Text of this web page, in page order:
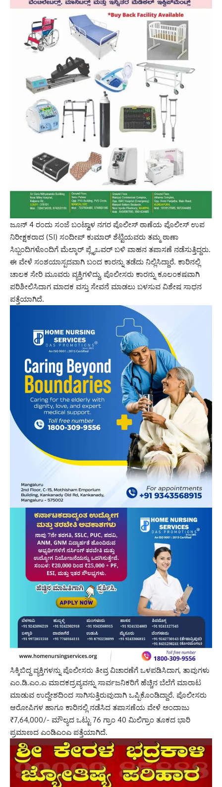
ಜೂನ್ 4 ರಂದು ಸಂಜೆ ಬಂಟ್ವಾಳ ನಗರ ಪೊಲೀಸ್ ಠಾಣೆಯ ಪೊಲೀಸ್ ಉಪ
ನಿರೀಕ್ಷಕರಾದ (SI) ಸಂದೀಪ್‌ ಕುಮಾರ್‌ ಶೆಟ್ಟಿಯವರು ತಮ್ಮ ಠಾಣಾ
ಸಿಬ್ಬಂದಿಗಳೊಂದಿಗೆ ಮೆಲ್ಕಾರ್ ಪ್ಲೈಒವರ್ ಬಳಿ ವಾಹನ ತಪಾಸಣೆ ನಡೆಸುತ್ತಿದ್ದರು.
ಈ ವೇಳೆ ಸಂಶಯಾಸ್ಪದವಾಗಿ ಬಂದ ಕಾರನ್ನು ತಡೆದು ನಿಲ್ಲಿಸಿದ್ದಾರೆ. ಕಾರಿನಲ್ಲಿ
ಚಾಲಕ ಸೇರಿ ಮೂವರು ವ್ಯಕ್ತಿಗಳಿದ್ದು, ಪೊಲೀಸರು ಕಾರನ್ನು ಕೂಲಂಕಷವಾಗಿ
ಪರಿಶೀಲಿಸಿದಾಗ ಮಾದಕ ವಸ್ತು ಸೇವನೆ ಮಾಡಲು ಬಳಸುವ ವಿಶೇಷ ಸಾಧನ
ಪತ್ತೆಯಾಗಿದೆ.
ಸಿಕ್ಕಿಬಿದ್ದ ವ್ಯಕ್ತಿಗಳನ್ನು ಪೊಲೀಸರು ತೀವ್ರ ವಿಚಾರಣೆಗೆ ಒಳಪಡಿಸಿದಾಗ, ತಾವುಗಳು
ಎಂ.ಡಿ.ಎಂ.ಎ ಮಾದಕದ್ರವ್ಯವನ್ನು ಸಾರ್ವಜನಿಕರಿಗೆ ಹೆಚ್ಚಿನ ಬೆಲೆಗೆ ಮಾರಾಟ
ಮಾಡುವ ಉದ್ದೇಶದಿಂದ ಸಾಗಿಸುತ್ತಿರುವುದಾಗಿ ಒಪ್ಪಿಕೊಂಡಿದ್ದಾರೆ. ಪೊಲೀಸರು
ಆರೋಪಿಗಳ ಹಾಗೂ ಕಾರಿನಲ್ಲಿ ನಡೆಸಿದ ತಪಾಸಣೆಯ ವೇಳೆ ಅಂದಾಜು
₹7,64,000/- ಮೌಲ್ಯದ ಒಟ್ಟು 76 ಗ್ರಾಂ 40 ಮಿಲಿಗ್ರಾಂ ತೂಕದ ಭಾರಿ
ಪ್ರಮಾಣದ ಎಂಡಿಎಂಎ ಪತ್ತೆಯಾಗಿದೆ.